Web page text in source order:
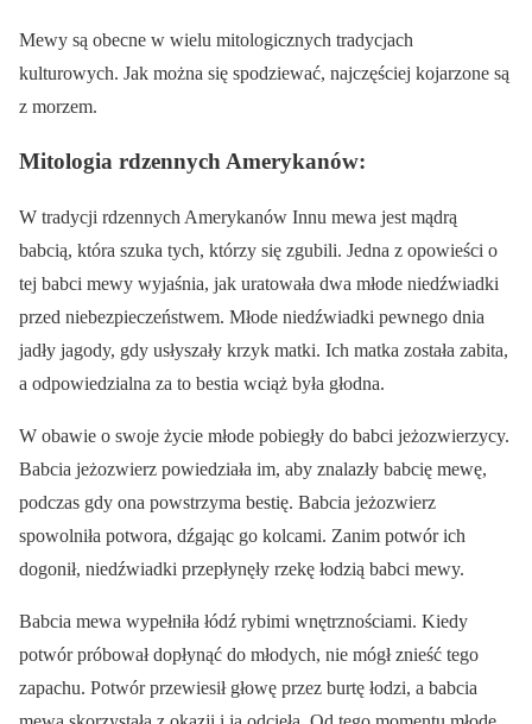
Mewy są obecne w wielu mitologicznych tradycjach
kulturowych. Jak można się spodziewać, najczęściej kojarzone są
z morzem.
Mitologia rdzennych Amerykanów:
W tradycji rdzennych Amerykanów Innu mewa jest mądrą
babcią, która szuka tych, którzy się zgubili. Jedna z opowieści o
tej babci mewy wyjaśnia, jak uratowała dwa młode niedźwiadki
przed niebezpieczeństwem. Młode niedźwiadki pewnego dnia
jadły jagody, gdy usłyszały krzyk matki. Ich matka została zabita,
a odpowiedzialna za to bestia wciąż była głodna.
W obawie o swoje życie młode pobiegły do babci jeżozwierzycy.
Babcia jeżozwierz powiedziała im, aby znalazły babcię mewę,
podczas gdy ona powstrzyma bestię. Babcia jeżozwierz
spowolniła potwora, dźgając go kolcami. Zanim potwór ich
dogonił, niedźwiadki przepłynęły rzekę łodzią babci mewy.
Babcia mewa wypełniła łódź rybimi wnętrznościami. Kiedy
potwór próbował dopłynąć do młodych, nie mógł znieść tego
zapachu. Potwór przewiesił głowę przez burtę łodzi, a babcia